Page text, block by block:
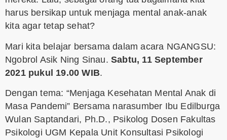
harus bersikap untuk menjaga mental anak-anak
kita agar tetap sehat?
Mari kita belajar bersama dalam acara NGANGSU:
Ngobrol Asik Ning Sinau. Sabtu, 11 September
2021 pukul 19.00 WIB.
Dengan tema: “Menjaga Kesehatan Mental Anak di
Masa Pandemi” Bersama narasumber Ibu Edilburga
Wulan Saptandari, Ph.D., Psikolog Dosen Fakultas
Psikologi UGM Kepala Unit Konsultasi Psikologi